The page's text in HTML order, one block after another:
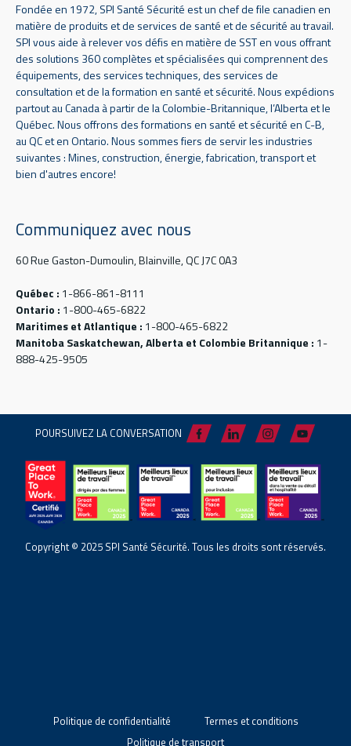
Fondée en 1972, SPI Santé Sécurité est un chef de file canadien en
matière de produits et de services de santé et de sécurité au travail.
SPI vous aide à relever vos défis en matière de SST en vous offrant
des solutions 360 complètes et spécialisées qui comprennent des
équipements, des services techniques, des services de
consultation et de la formation en santé et sécurité. Nous expédions
partout au Canada à partir de la Colombie-Britannique, l’Alberta et le
Québec. Nous offrons des formations en santé et sécurité en C-B,
au QC et en Ontario. Nous sommes fiers de servir les industries
suivantes : Mines, construction, énergie, fabrication, transport et
bien d'autres encore!
Communiquez avec nous
60 Rue Gaston-Dumoulin, Blainville, QC J7C 0A3
Québec : 1-866-861-8111
Ontario : 1-800-465-6822
Maritimes et Atlantique : 1-800-465-6822
Manitoba Saskatchewan, Alberta et Colombie Britannique : 1-
888-425-9505
POURSUIVEZ LA CONVERSATION
Copyright © 2025 SPI Santé Sécurité. Tous les droits sont réservés.
Politique de confidentialité
Termes et conditions
Politique de transport